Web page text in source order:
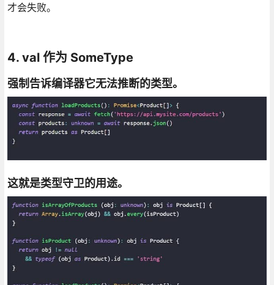
才会失败。
4. val 作为 SomeType
强制告诉编译器它无法推断的类型。
这就是类型守卫的用途。